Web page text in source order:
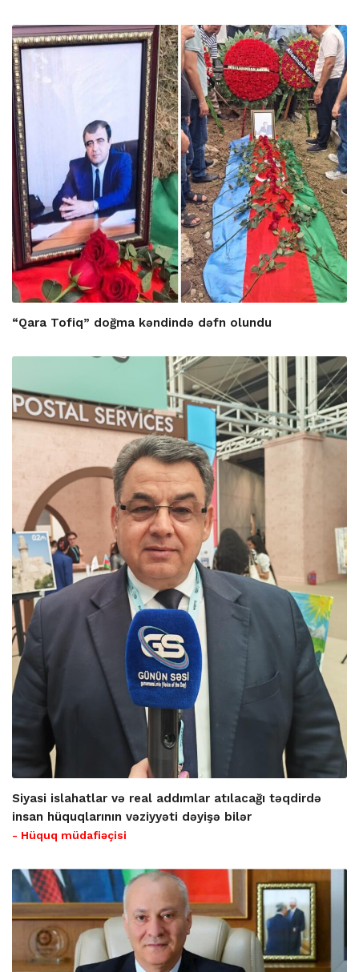
“Qara Tofiq” doğma kəndində dəfn olundu
Siyasi islahatlar və real addımlar atılacağı təqdirdə
insan hüquqlarının vəziyyəti dəyişə bilər
- Hüquq müdafiəçisi